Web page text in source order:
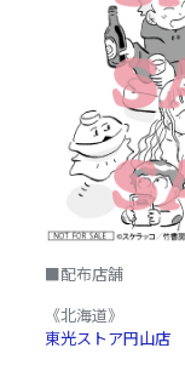
■配布店舗
《北海道》
東光ストア円山店